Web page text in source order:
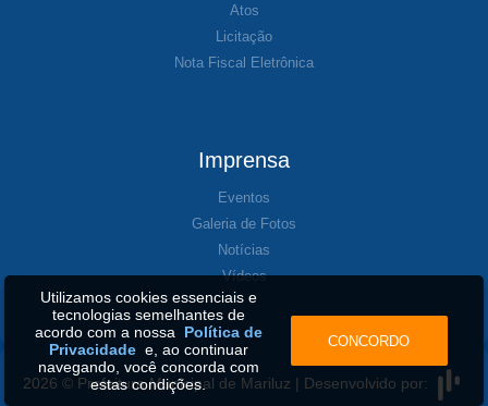
Atos
Licitação
Nota Fiscal Eletrônica
Imprensa
Eventos
Galeria de Fotos
Notícias
Vídeos
2026 © Prefeitura Municipal de Mariluz | Desenvolvido por:
Utilizamos cookies essenciais e
tecnologias semelhantes de
acordo com a nossa Política de
Privacidadee, ao continuar
navegando, você concorda com
estas condições.
CONCORDO